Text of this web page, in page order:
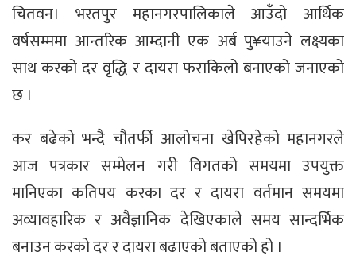
चितवन। भरतपुर महानगरपालिकाले आउँदो आर्थिक
वर्षसम्ममा आन्तरिक आम्दानी एक अर्ब पु¥याउने लक्ष्यका
साथ करको दर वृद्धि र दायरा फराकिलो बनाएको जनाएको
छ ।
कर बढेको भन्दै चौतर्फी आलोचना खेपिरहेको महानगरले
आज पत्रकार सम्मेलन गरी विगतको समयमा उपयुक्त
मानिएका कतिपय करका दर र दायरा वर्तमान समयमा
अव्यावहारिक र अवैज्ञानिक देखिएकाले समय सान्दर्भिक
बनाउन करको दर र दायरा बढाएको बताएको हो ।